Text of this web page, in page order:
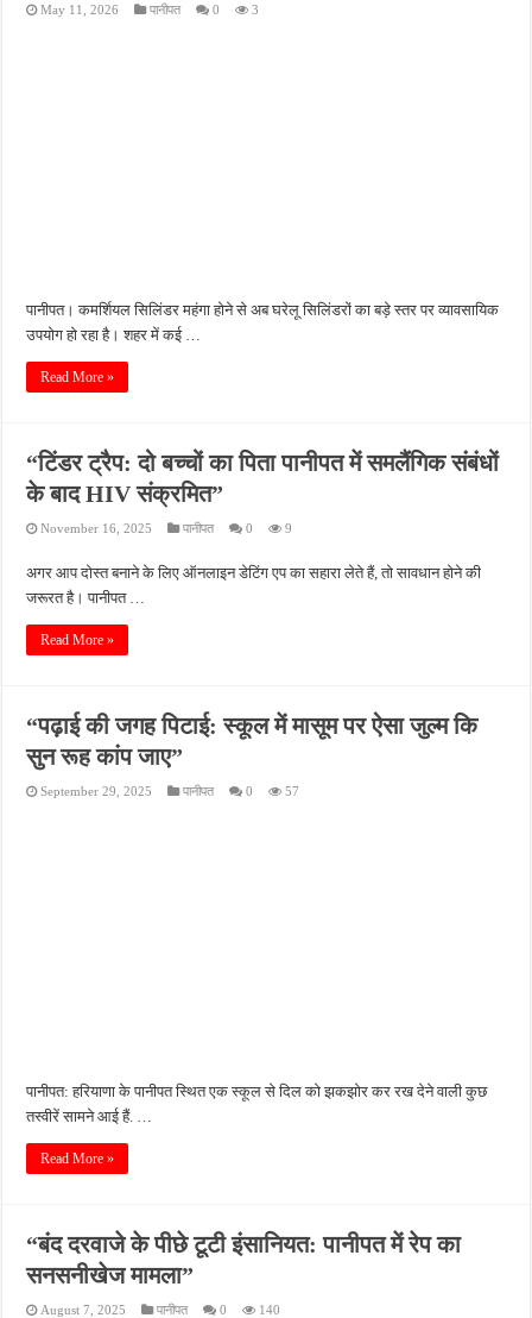
नासिक में दो बार भूकंप के झटके, घरों की दीवारों में आई दरारें; 5 किमी गहराई में था केंद्र
May 11, 2026 पानीपत 0 3
पानीपत। कमर्शियल सिलिंडर महंगा होने से अब घरेलू सिलिंडरों का बड़े स्तर पर व्यावसायिक
उपयोग हो रहा है। शहर में कई …
Read More »
“टिंडर ट्रैप: दो बच्चों का पिता पानीपत में समलैंगिक संबंधों
के बाद HIV संक्रमित”
November 16, 2025 पानीपत 0 9
अगर आप दोस्त बनाने के लिए ऑनलाइन डेटिंग एप का सहारा लेते हैं, तो सावधान होने की
जरूरत है। पानीपत …
Read More »
“पढ़ाई की जगह पिटाई: स्कूल में मासूम पर ऐसा जुल्म कि
सुन रूह कांप जाए”
September 29, 2025 पानीपत 0 57
पानीपत: हरियाणा के पानीपत स्थित एक स्कूल से दिल को झकझोर कर रख देने वाली कुछ
तस्वीरें सामने आई हैं. …
Read More »
“बंद दरवाजे के पीछे टूटी इंसानियत: पानीपत में रेप का
सनसनीखेज मामला”
August 7, 2025 पानीपत 0 140